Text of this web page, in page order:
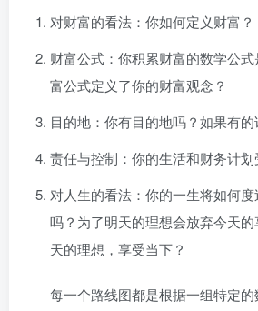
对财富的看法：你如何定义财富？
财富公式：你积累财富的数学公
富公式定义了你的财富观念？
目的地：你有目的地吗？如果有
责任与控制：你的生活和财务计划
对人生的看法：你的一生将如何
吗？为了明天的理想会放弃今天
天的理想，享受当下？
每一个路线图都是根据一组特定的